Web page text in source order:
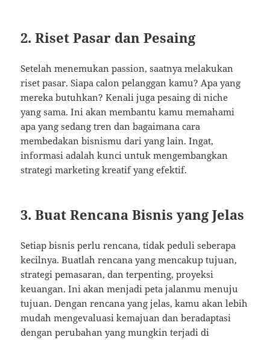
2. Riset Pasar dan Pesaing
Setelah menemukan passion, saatnya melakukan
riset pasar. Siapa calon pelanggan kamu? Apa yang
mereka butuhkan? Kenali juga pesaing di niche
yang sama. Ini akan membantu kamu memahami
apa yang sedang tren dan bagaimana cara
membedakan bisnismu dari yang lain. Ingat,
informasi adalah kunci untuk mengembangkan
strategi marketing kreatif yang efektif.
3. Buat Rencana Bisnis yang Jelas
Setiap bisnis perlu rencana, tidak peduli seberapa
kecilnya. Buatlah rencana yang mencakup tujuan,
strategi pemasaran, dan terpenting, proyeksi
keuangan. Ini akan menjadi peta jalanmu menuju
tujuan. Dengan rencana yang jelas, kamu akan lebih
mudah mengevaluasi kemajuan dan beradaptasi
dengan perubahan yang mungkin terjadi di